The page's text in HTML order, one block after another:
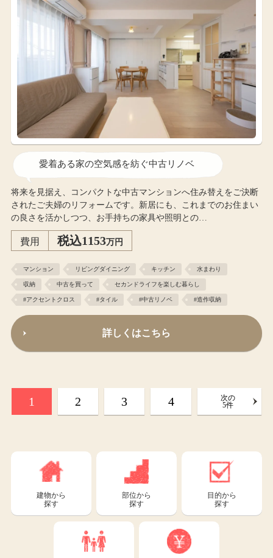
愛着ある家の空気感を紡ぐ中古リノベ
将来を見据え、コンパクトな中古マンションへ住み替えをご決断
されたご夫婦のリフォームです。新居にも、これまでのお住まい
の良さを活かしつつ、お手持ちの家具や照明との…
費用 税込1153万円
マンション リビングダイニング キッチン 水まわり
収納 中古を買って セカンドライフを楽しむ暮らし
#アクセントクロス #タイル #中古リノベ #造作収納
詳しくはこちら
1 2 3 4
次の
5件
建物から
探す
部位から
探す
目的から
探す